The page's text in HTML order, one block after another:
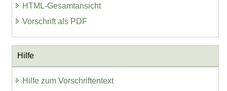
HTML-Gesamtansicht
Vorschrift als PDF
Hilfe
Hilfe zum Vorschriftentext